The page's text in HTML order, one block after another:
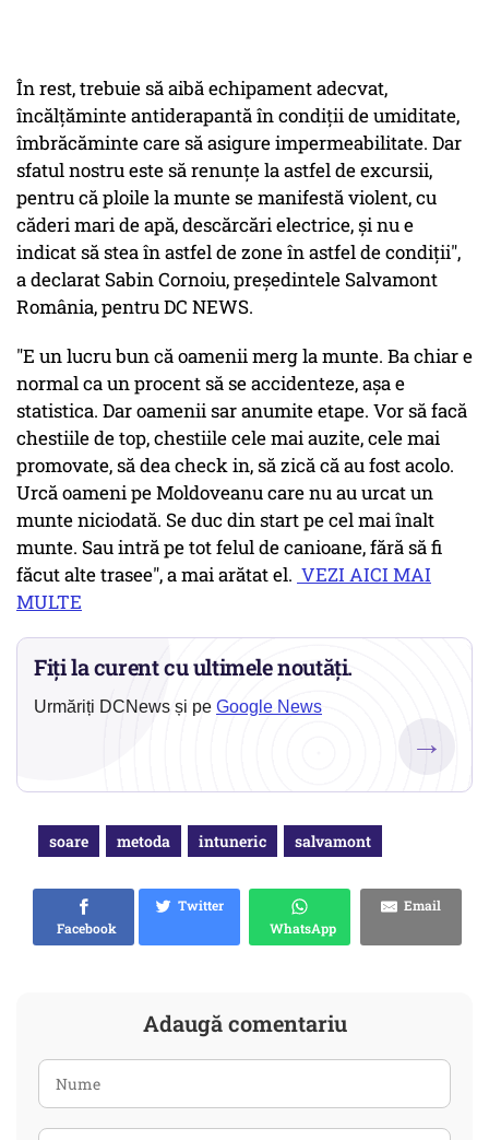
În rest, trebuie să aibă echipament adecvat,
încălţăminte antiderapantă în condiţii de umiditate,
îmbrăcăminte care să asigure impermeabilitate. Dar
sfatul nostru este să renunţe la astfel de excursii,
pentru că ploile la munte se manifestă violent, cu
căderi mari de apă, descărcări electrice, şi nu e
indicat să stea în astfel de zone în astfel de condiţii",
a declarat Sabin Cornoiu, preşedintele Salvamont
România, pentru DC NEWS.
"E un lucru bun că oamenii merg la munte. Ba chiar e
normal ca un procent să se accidenteze, aşa e
statistica. Dar oamenii sar anumite etape. Vor să facă
chestiile de top, chestiile cele mai auzite, cele mai
promovate, să dea check in, să zică că au fost acolo.
Urcă oameni pe Moldoveanu care nu au urcat un
munte niciodată. Se duc din start pe cel mai înalt
munte. Sau intră pe tot felul de canioane, fără să fi
făcut alte trasee", a mai arătat el. VEZI AICI MAI
MULTE
Fiți la curent cu ultimele noutăți.
Urmăriți DCNews și pe Google News
→
soare metoda intuneric salvamont
Facebook
Twitter
WhatsApp
Email
Adaugă comentariu